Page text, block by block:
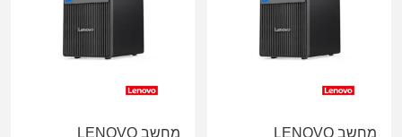
מחשב LENOVO
מחשב LENOVO